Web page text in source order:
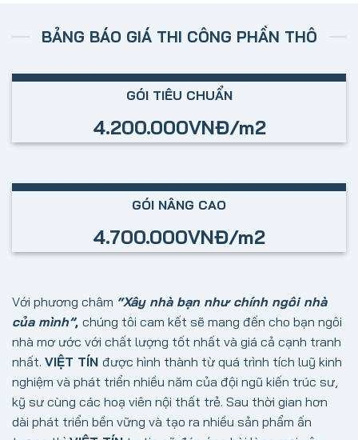
BẢNG BÁO GIÁ THI CÔNG PHẦN THÔ
GÓI TIÊU CHUẨN
4.200.000VNĐ/m2
GÓI NÂNG CAO
4.700.000VNĐ/m2
Với phương châm “Xây nhà bạn như chính ngôi nhà
của mình”, chúng tôi cam kết sẽ mang đến cho bạn ngôi
nhà mơ ước với chất lượng tốt nhất và giá cả cạnh tranh
nhất. VIỆT TÍN được hình thành từ quá trình tích luỹ kinh
nghiệm và phát triển nhiều năm của đội ngũ kiến trúc sư,
kỹ sư cùng các hoạ viên nội thất trẻ. Sau thời gian hơn
dài phát triển bền vững và tạo ra nhiều sản phẩm ấn